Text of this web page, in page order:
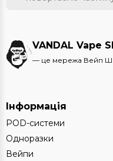
VANDAL Vape
— це мережа Вейп
Інформація
POD-системи
Одноразки
Вейпи